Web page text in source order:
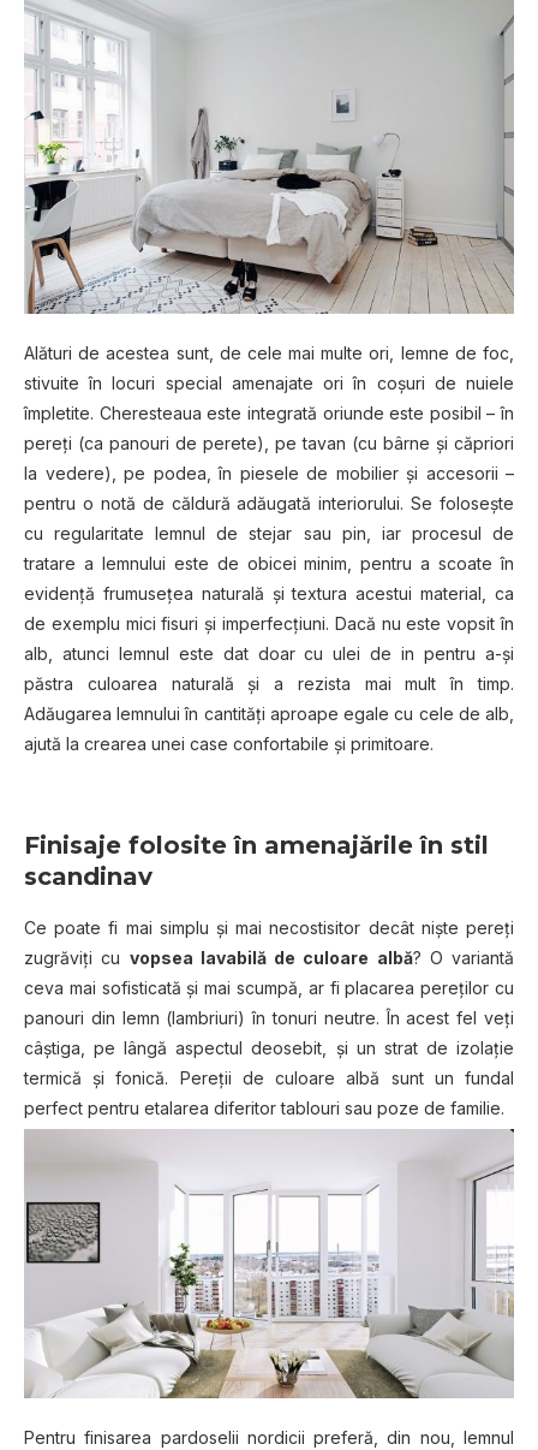
Alături de acestea sunt, de cele mai multe ori, lemne de foc,
stivuite în locuri special amenajate ori în coșuri de nuiele
împletite. Cheresteaua este integrată oriunde este posibil – în
pereți (ca panouri de perete), pe tavan (cu bârne și căpriori
la vedere), pe podea, în piesele de mobilier și accesorii –
pentru o notă de căldură adăugată interiorului. Se folosește
cu regularitate lemnul de stejar sau pin, iar procesul de
tratare a lemnului este de obicei minim, pentru a scoate în
evidență frumusețea naturală și textura acestui material, ca
de exemplu mici fisuri și imperfecțiuni. Dacă nu este vopsit în
alb, atunci lemnul este dat doar cu ulei de in pentru a-și
păstra culoarea naturală și a rezista mai mult în timp.
Adăugarea lemnului în cantități aproape egale cu cele de alb,
ajută la crearea unei case confortabile și primitoare.
Finisaje folosite în amenajările în stil
scandinav
Ce poate fi mai simplu și mai necostisitor decât niște pereți
zugrăviți cu vopsea lavabilă de culoare albă? O variantă
ceva mai sofisticată și mai scumpă, ar fi placarea pereților cu
panouri din lemn (lambriuri) în tonuri neutre. În acest fel veți
câștiga, pe lângă aspectul deosebit, și un strat de izolație
termică și fonică. Pereții de culoare albă sunt un fundal
perfect pentru etalarea diferitor tablouri sau poze de familie.
Pentru finisarea pardoselii nordicii preferă, din nou, lemnul